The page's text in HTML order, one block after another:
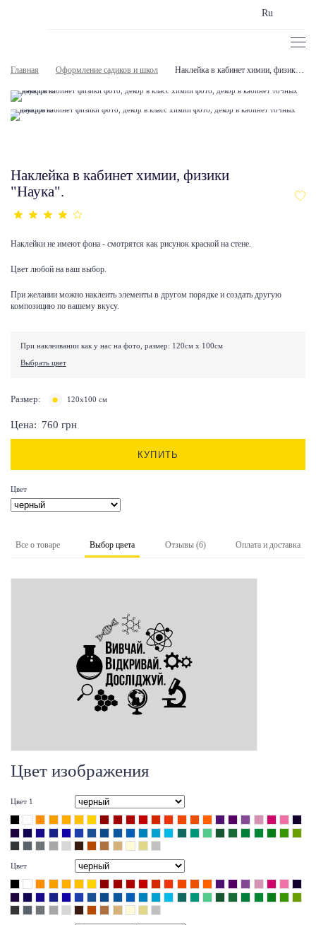
Ru
Главная Оформление садиков и школ Наклейка в кабинет химии, физики "Наука"
Наклейка в кабинет химии, физики
"Наука".
Наклейки не имеют фона - смотрятся как рисунок краской на стене.
Цвет любой на ваш выбор.
При желании можно наклеить элементы в другом порядке и создать другую
композицию по вашему вкусу.
При наклеивании как у нас на фото, размер: 120см х 100см
Выбрать цвет
Размер: 120х100 см
Цена: 760 грн
КУПИТЬ
Цвет
Все о товаре Выбор цвета Отзывы (6) Оплата и доставка
Цвет изображения
Цвет 1
Цвет